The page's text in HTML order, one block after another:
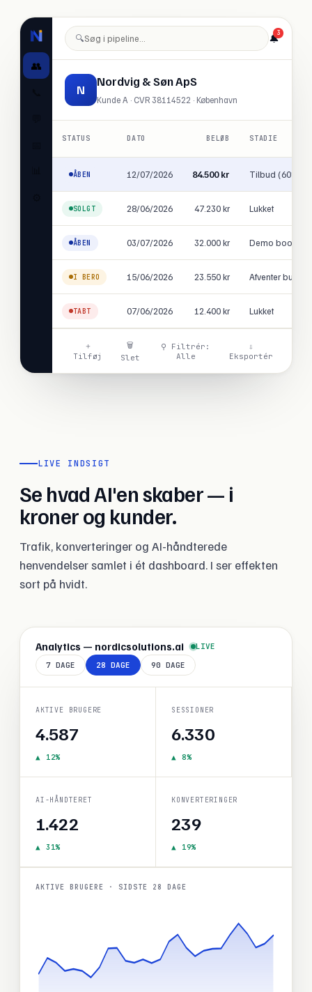
👥
🔍 🔔3
N
Nordvig & Søn ApS
Kunde A · CVR 38114522 · København
STATUS DATO BELØB STADIE
ÅBEN 12/07/2026 84.500 kr Tilbud (60%)
SOLGT 28/06/2026 47.230 kr Lukket
ÅBEN 03/07/2026 32.000 kr Demo booket
I BERO 15/06/2026 23.550 kr Afventer budget
TABT 07/06/2026 12.400 kr Lukket
＋
Tilføj
🗑
Slet
⚲ Filtrér:
Alle
⇩
Eksportér
LIVE INDSIGT
Se hvad AI'en skaber — i
kroner og kunder.
Trafik, konverteringer og AI-håndterede
henvendelser samlet i ét dashboard. I ser effekten
sort på hvidt.
Analytics — nordicsolutions.ai
LIVE
7 DAGE
28 DAGE 90 DAGE
AKTIVE BRUGERE
4.587
▲ 12%
SESSIONER
6.330
▲ 8%
AI-HÅNDTERET
1.422
▲ 31%
KONVERTERINGER
239
▲ 19%
AKTIVE BRUGERE · SIDSTE 28 DAGE